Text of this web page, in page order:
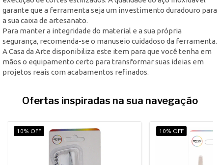
garante que a ferramenta seja um investimento duradouro para
a sua caixa de artesanato.
Para manter a integridade do material e a sua própria
segurança, recomenda-se o manuseio cuidadoso da ferramenta.
A Casa da Arte disponibiliza este item para que você tenha em
mãos o equipamento certo para transformar suas ideias em
projetos reais com acabamentos refinados.
Ofertas inspiradas na sua navegação
10% OFF 10% OFF